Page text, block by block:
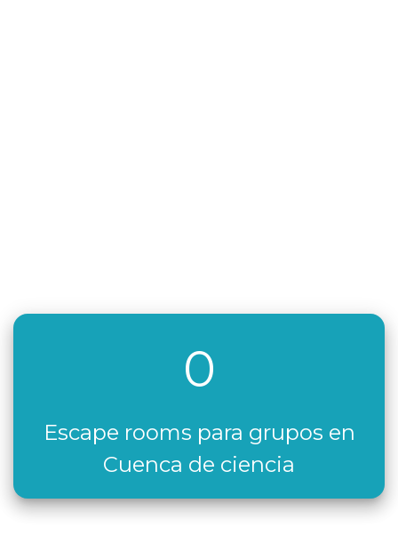
0
Escape rooms para grupos en
Cuenca de ciencia